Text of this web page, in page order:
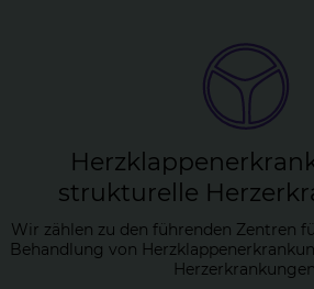
struk­tu­rel­le
Wir zählen zu den führenden Zentren
Behandlung von